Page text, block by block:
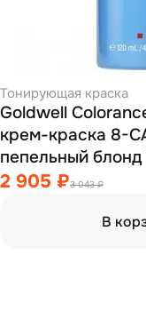
Тонирующая краска
Goldwell
крем-краска 8-
пепельный блонд
2 905 ₽3 043 ₽
В